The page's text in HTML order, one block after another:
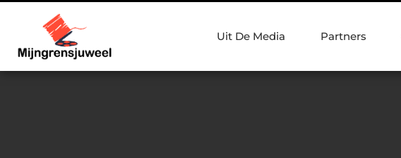
Uit De Media Partners